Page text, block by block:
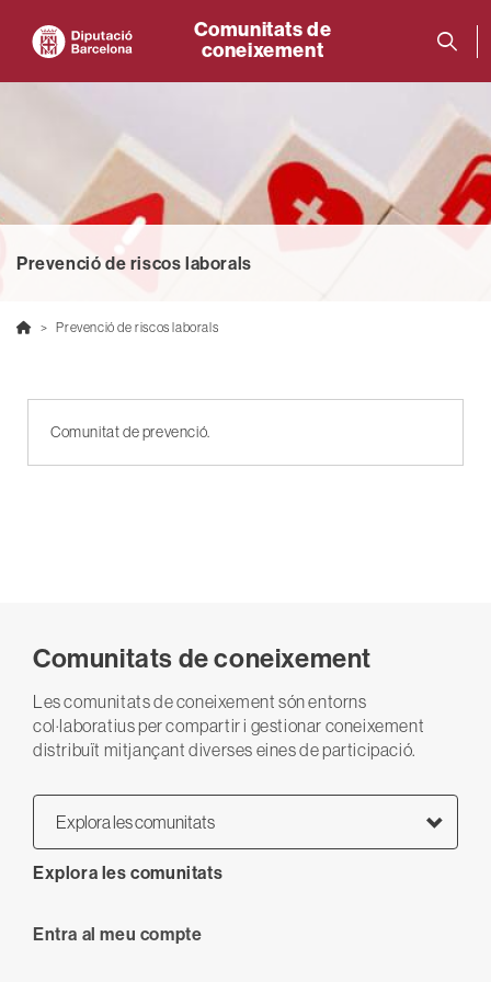
Comunitats de
coneixement
Prevenció de riscos laborals
Prevenció de riscos laborals
Comunitat de prevenció.
Comunitats de coneixement
Les comunitats de coneixement són entorns
col·laboratius per compartir i gestionar coneixement
distribuït mitjançant diverses eines de participació.
Explora les comunitats
Explora les comunitats
User
Entra al meu compte